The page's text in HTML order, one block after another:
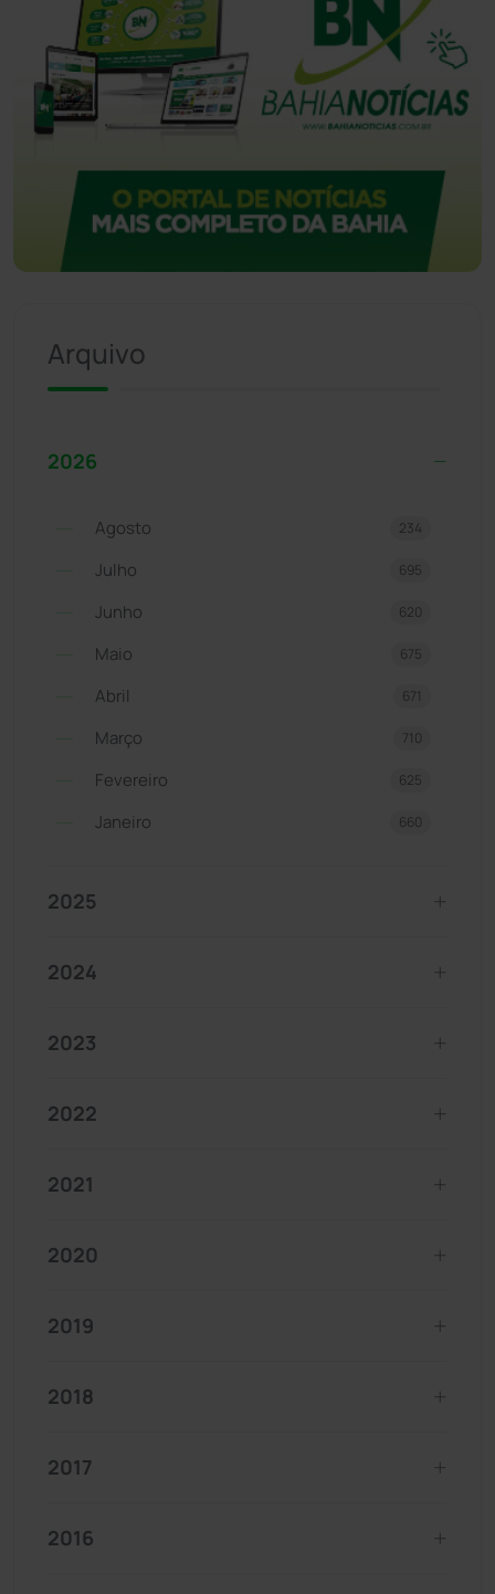
Arquivo
2026
Agosto 234
Julho 695
Junho 620
Maio 675
Abril 671
Março 710
Fevereiro 625
Janeiro 660
2025
2024
2023
2022
2021
2020
2019
2018
2017
2016